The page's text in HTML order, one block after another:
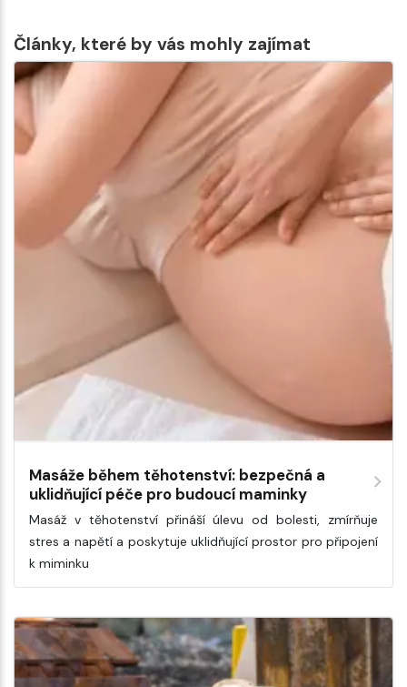
Články, které by vás mohly zajímat
Masáže během těhotenství: bezpečná a
uklidňující péče pro budoucí maminky
Masáž v těhotenství přináší úlevu od bolesti, zmírňuje
stres a napětí a poskytuje uklidňující prostor pro připojení
k miminku